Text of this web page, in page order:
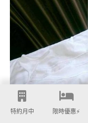
特約月中 限時優惠⚡️